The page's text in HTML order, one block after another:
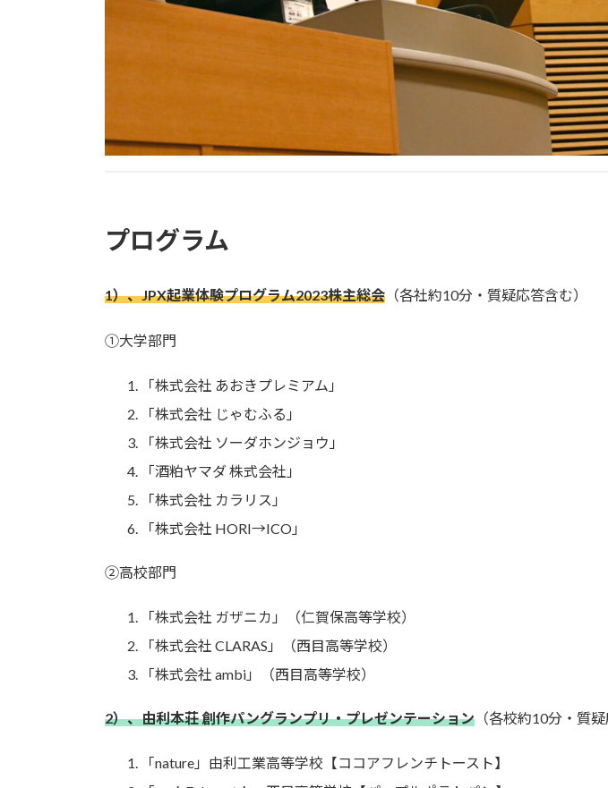
プログラム
1）、JPX起業体験プログラム2023株主総会 （各社約10分・質疑応答含む）
①大学部門
「株式会社 あおきプレミアム」
「株式会社 じゃむふる」
「株式会社 ソーダホンジョウ」
「酒粕ヤマダ 株式会社」
「株式会社 カラリス」
「株式会社 HORI→ICO」
②高校部門
「株式会社 ガザニカ」（仁賀保高等学校）
「株式会社 CLARAS」（西目高等学校）
「株式会社 ambi」（西目高等学校）
2）、由利本荘 創作パングランプリ・プレゼンテーション （各校約10分・質疑
「nature」由利工業高等学校【ココアフレンチトースト】